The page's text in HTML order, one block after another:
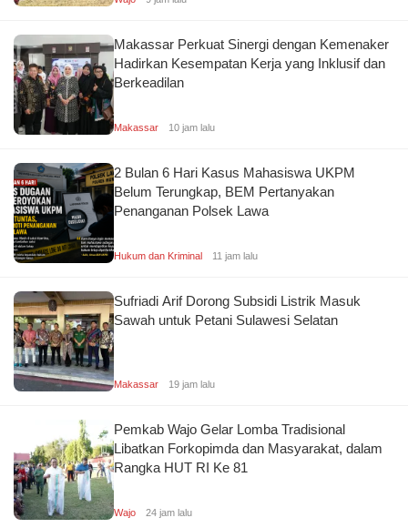
c
el
ot
e
h
e
r
a
si
ot
e
h
O
pi
c
el
ot
e
h
a
Si
dr
p
T
er
ki
ni
ra
l
W
aj
o
W
is
at
a
Makassar Perkuat Sinergi dengan Kemenaker
Hadirkan Kesempatan Kerja yang Inklusif dan
Berkeadilan
Makassar 10 jam lalu
2 Bulan 6 Hari Kasus Mahasiswa UKPM
Belum Terungkap, BEM Pertanyakan
Penanganan Polsek Lawa
Hukum dan Kriminal 11 jam lalu
Sufriadi Arif Dorong Subsidi Listrik Masuk
Sawah untuk Petani Sulawesi Selatan
Makassar 19 jam lalu
Pemkab Wajo Gelar Lomba Tradisional
Libatkan Forkopimda dan Masyarakat, dalam
Rangka HUT RI Ke 81
Wajo 24 jam lalu